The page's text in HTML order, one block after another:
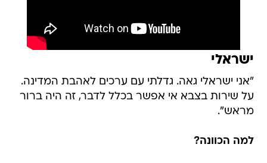
ישראלי
"אני ישראלי גאה. גדלתי עם ערכים לאהבת המדינה.
על שירות בצבא אי אפשר בכלל לדבר, זה היה ברור
מראש".
למה הכוונה?